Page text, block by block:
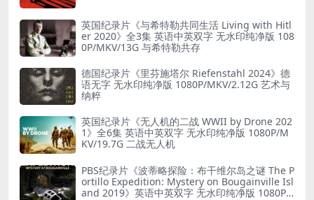
英国纪录片《与希特勒共同生活 Living with Hitl
er 2020》全3集 英语中英双字 无水印纯净版 108
0P/MKV/13G 与希特勒共存
德国纪录片《里芬施塔尔 Riefenstahl 2024》德
语无字 无水印纯净版 1080P/MKV/2.12G 艺术与
纳粹
英国纪录片《无人机的二战 WWII by Drone 202
1》全6集 英语中英双字 无水印纯净版 1080P/M
KV/19.7G 二战无人机
PBS纪录片《波蒂略探险：布干维尔岛之谜 The P
ortillo Expedition: Mystery on Bougainville Isl
and 2019》英语中英双字 无水印纯净版 1080P/